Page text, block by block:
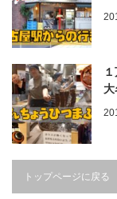
トップページに戻る